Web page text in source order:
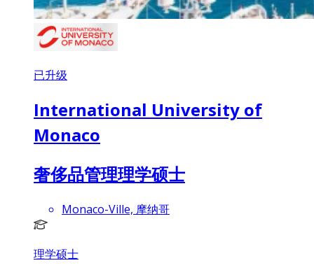
已升级
International University of
Monaco
奢侈品管理理学硕士
Monaco-Ville, 摩纳哥
理学硕士